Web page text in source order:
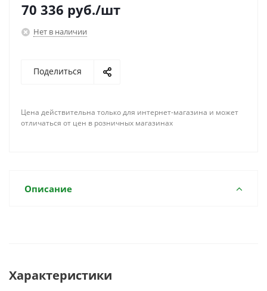
70 336 руб./шт
Нет в наличии
Поделиться
Цена действительна только для интернет-магазина и может
отличаться от цен в розничных магазинах
Описание
Характеристики